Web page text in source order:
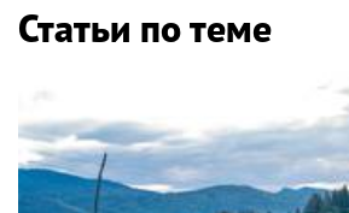
Статьи по теме